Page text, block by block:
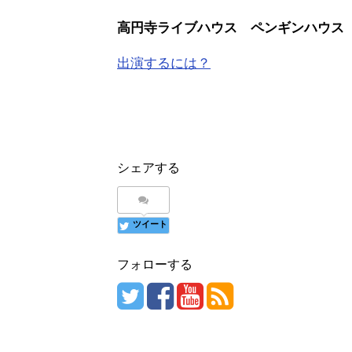
高円寺ライブハウス ペンギンハウス
出演するには？
シェアする
ツイート
フォローする